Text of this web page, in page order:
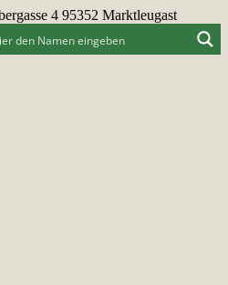
4 95352 Marktleugast